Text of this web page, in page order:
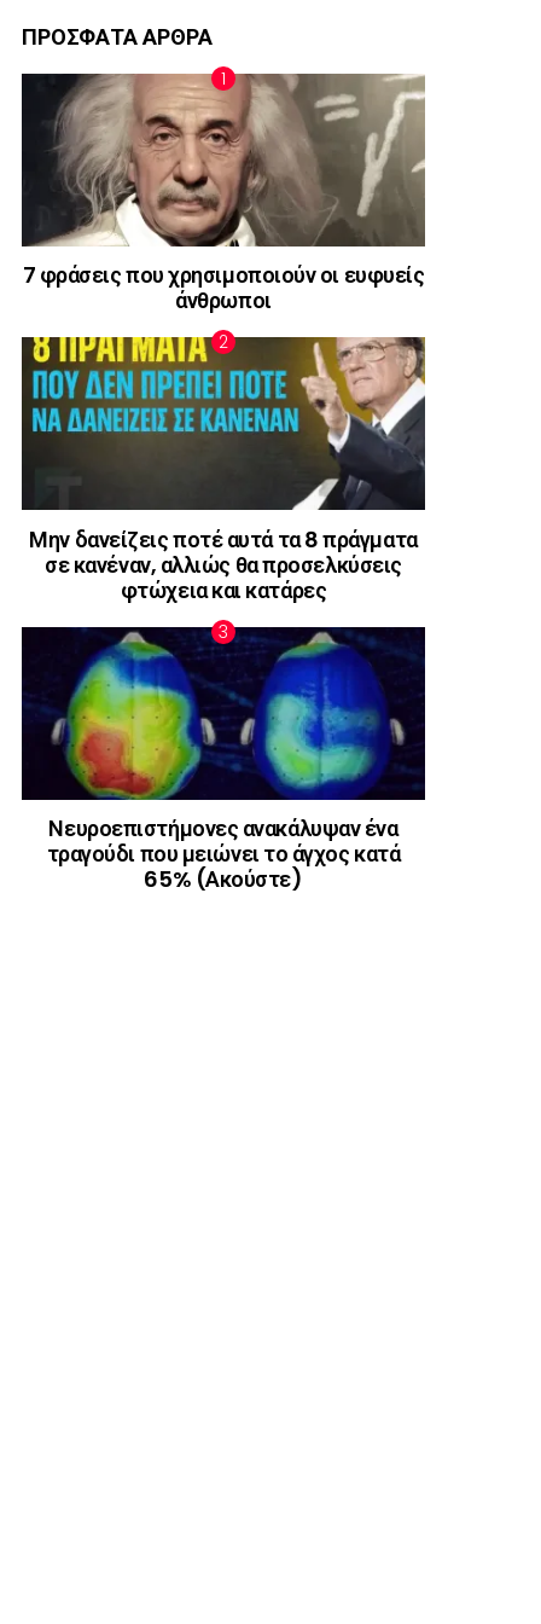
ΠΡΟΣΦΑΤΑ ΑΡΘΡΑ
7 φράσεις που χρησιμοποιούν οι ευφυείς
άνθρωποι
Μην δανείζεις ποτέ αυτά τα 8 πράγματα
σε κανέναν, αλλιώς θα προσελκύσεις
φτώχεια και κατάρες
Νευροεπιστήμονες ανακάλυψαν ένα
τραγούδι που μειώνει το άγχος κατά
65% (Ακούστε)